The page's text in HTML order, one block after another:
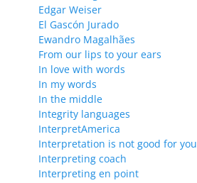
Edgar Weiser
El Gascón Jurado
Ewandro Magalhães
From our lips to your ears
In love with words
In my words
In the middle
Integrity languages
InterpretAmerica
Interpretation is not good for you
Interpreting coach
Interpreting en point